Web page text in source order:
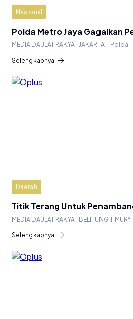
Nasional
Polda Metro Jaya Gagalkan
MEDIA DAULAT RAKYAT JAKARTA – Polda…
Selengkapnya
Daerah
Titik Terang Untuk
MEDIA DAULAT RAKYAT BELITUNG TIMUR*
Selengkapnya